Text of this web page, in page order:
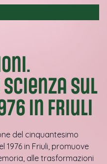
sul
in Friuli
del cinquantesimo
in Friuli, promuove
alle trasformazioni